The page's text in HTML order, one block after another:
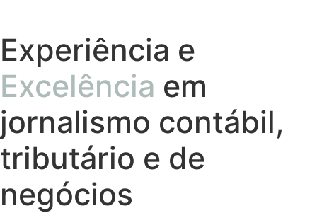
Experiência e
Excelência em
jornalismo contábil,
tributário e de
negócios